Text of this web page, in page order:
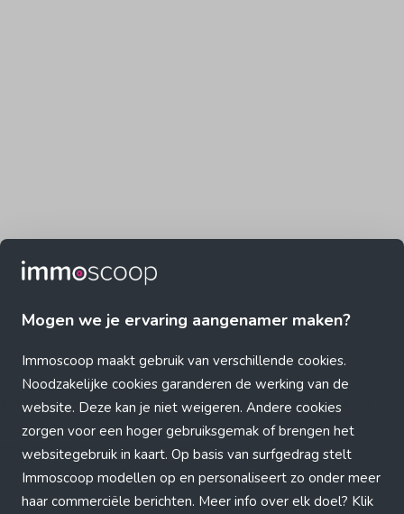
Mogen we je ervaring aangenamer maken?
Immoscoop maakt gebruik van verschillende cookies.
Noodzakelijke cookies garanderen de werking van de
website. Deze kan je niet weigeren. Andere cookies
zorgen voor een hoger gebruiksgemak of brengen het
websitegebruik in kaart. Op basis van surfgedrag stelt
Immoscoop modellen op en personaliseert zo onder meer
haar commerciële berichten. Meer info over elk doel? Klik
Application error: a client-side exception has occurred (see the
browser console for more information)